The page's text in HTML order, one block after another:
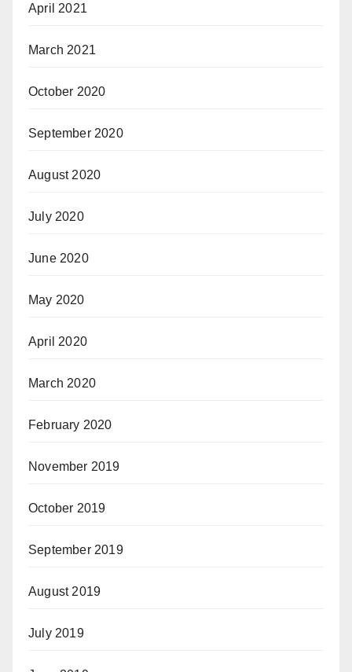
April 2021
March 2021
October 2020
September 2020
August 2020
July 2020
June 2020
May 2020
April 2020
March 2020
February 2020
November 2019
October 2019
September 2019
August 2019
July 2019